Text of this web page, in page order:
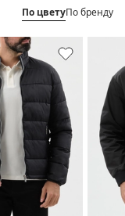
По цветуПо бренду